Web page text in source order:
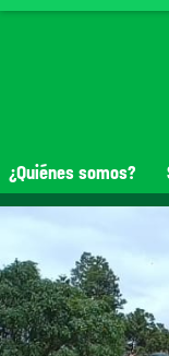
¿Quiénes somos?